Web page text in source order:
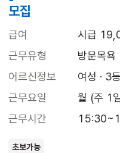
모집
급여
시급
근무유형
방문목욕
어르신정보
여성 · 3
근무요일
월 (주 1
근무시간
초보가능